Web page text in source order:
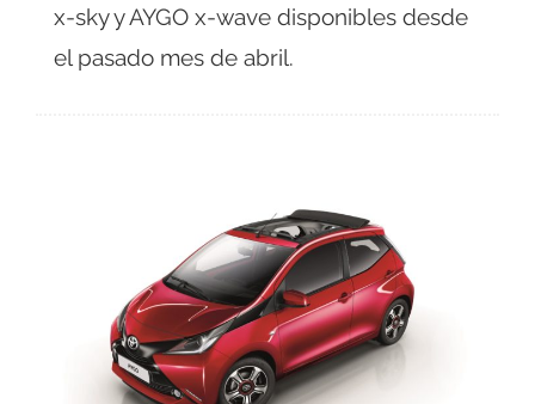
x-sky y AYGO x-wave disponibles desde
el pasado mes de abril.